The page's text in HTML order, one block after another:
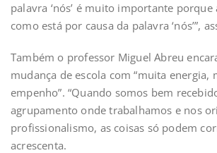
palavra ‘nós’ é muito importante porque
como está por causa da palavra ‘nós’”,
Também o professor Miguel Abreu
mudança de escola com “muita energia,
empenho”. “Quando somos bem
agrupamento onde trabalhamos e nos
profissionalismo, as coisas só podem
acrescenta.